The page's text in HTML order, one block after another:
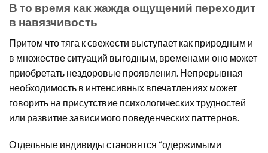
В то время как жажда ощущений переходит
в навязчивость
Притом что тяга к свежести выступает как природным и
в множестве ситуаций выгодным, временами оно может
приобретать нездоровые проявления. Непрерывная
необходимость в интенсивных впечатлениях может
говорить на присутствие психологических трудностей
или развитие зависимого поведенческих паттернов.
Отдельные индивиды становятся “одержимыми